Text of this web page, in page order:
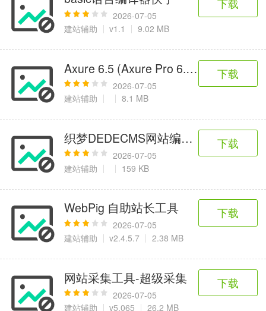
2026-07-05
建站辅助
v1.1 9.02 MB
下载
Axure 6.5 (Axure Pro 6.5.0.3029) 汉化
2026-07-05
建站辅助
8.1 MB
下载
织梦DEDECMS网站编码转换工具 1.0
2026-07-05
建站辅助
159 KB
下载
WebPig 自助站长工具
2026-07-05
建站辅助
v2.4.5.7 2.38 MB
下载
网站采集工具-超级采集
2026-07-05
建站辅助
v5.065 26.2 MB
下载